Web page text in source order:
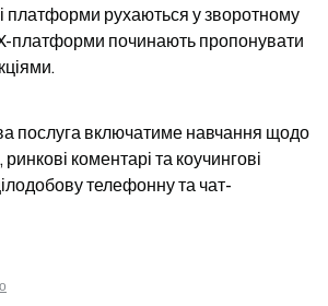
платформи рухаються у зворотному
платформи починають пропонувати
послуга включатиме навчання щодо
коментарі та коучингові
телефонну та чат-